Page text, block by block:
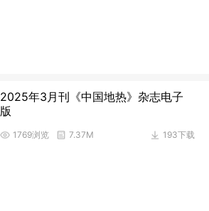
2025年3月刊《中国地热》杂志电子
版
193下载
1769浏览 7.37M